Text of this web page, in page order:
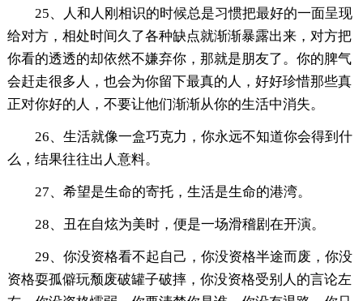
25、人和人刚相识的时候总是习惯把最好的一面呈现
给对方，相处时间久了各种缺点就渐渐暴露出来，对方把
你看的透透的却依然不嫌弃你，那就是朋友了。你的脾气
会赶走很多人，也会为你留下最真的人，好好珍惜那些真
正对你好的人，不要让他们渐渐从你的生活中消失。
26、生活就像一盒巧克力，你永远不知道你会得到什
么，结果往往出人意料。
27、希望是生命的寄托，生活是生命的港湾。
28、丑在自炫为美时，便是一场滑稽剧在开演。
29、你没资格看不起自己，你没资格半途而废，你没
资格耍孤僻玩颓废破罐子破摔，你没资格受别人的言论左